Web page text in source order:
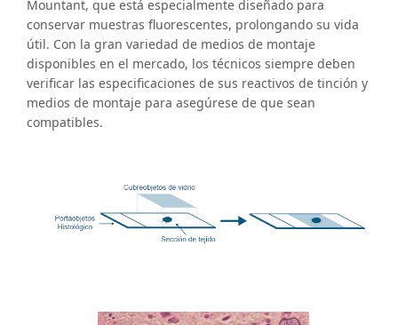
Mountant, que está especialmente diseñado para
conservar muestras fluorescentes, prolongando su vida
útil. Con la gran variedad de medios de montaje
disponibles en el mercado, los técnicos siempre deben
verificar las especificaciones de sus reactivos de tinción y
medios de montaje para asegúrese de que sean
compatibles.